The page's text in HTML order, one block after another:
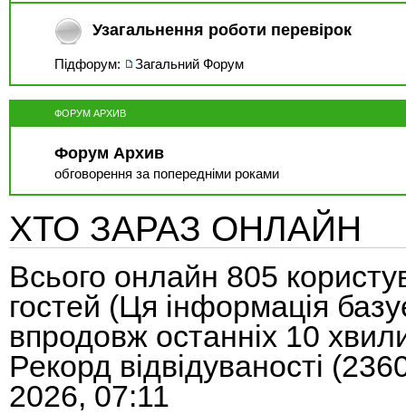
Узагальнення роботи перевірок
Підфорум: Загальний Форум
ФОРУМ АРХИВ
Форум Архив
обговорення за попередніми роками
ХТО ЗАРАЗ ОНЛАЙН
Всього онлайн 805
гостей (Ця інформація
впродовж останніх 10
Рекорд відвідуваності
2026, 07:11